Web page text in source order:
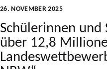
26. NOVEMBER 2025
Schülerinnen und
über 12,8